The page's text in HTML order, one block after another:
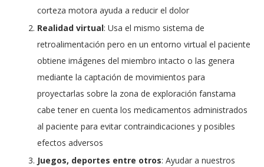
corteza motora ayuda a reducir el dolor
Realidad virtual: Usa el mismo sistema de
retroalimentación pero en un entorno virtual el paciente
obtiene imágenes del miembro intacto o las genera
mediante la captación de movimientos para
proyectarlas sobre la zona de exploración fanstama
cabe tener en cuenta los medicamentos administrados
al paciente para evitar contraindicaciones y posibles
efectos adversos
Juegos, deportes entre otros: Ayudar a nuestros